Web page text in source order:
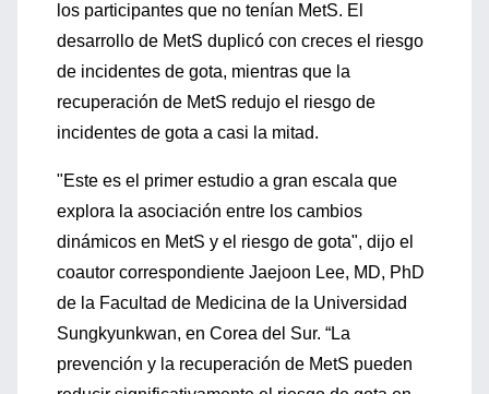
los participantes que no tenían MetS. El
desarrollo de MetS duplicó con creces el riesgo
de incidentes de gota, mientras que la
recuperación de MetS redujo el riesgo de
incidentes de gota a casi la mitad.
"Este es el primer estudio a gran escala que
explora la asociación entre los cambios
dinámicos en MetS y el riesgo de gota", dijo el
coautor correspondiente Jaejoon Lee, MD, PhD
de la Facultad de Medicina de la Universidad
Sungkyunkwan, en Corea del Sur. “La
prevención y la recuperación de MetS pueden